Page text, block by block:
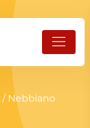
/ Nebbiano